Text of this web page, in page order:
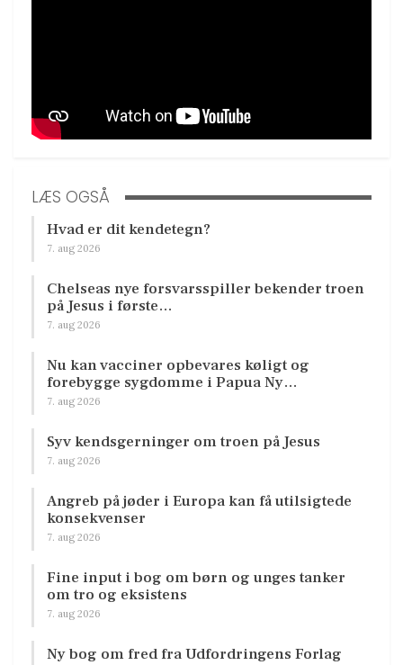
LÆS OGSÅ
Hvad er dit kendetegn?
7. aug 2026
Chelseas nye forsvarsspiller bekender troen
på Jesus i første…
7. aug 2026
Nu kan vacciner opbevares køligt og
forebygge sygdomme i Papua Ny…
7. aug 2026
Syv kendsgerninger om troen på Jesus
7. aug 2026
Angreb på jøder i Europa kan få utilsigtede
konsekvenser
7. aug 2026
Fine input i bog om børn og unges tanker
om tro og eksistens
7. aug 2026
Ny bog om fred fra Udfordringens Forlag